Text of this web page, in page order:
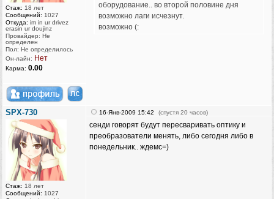
Стаж: 18 лет
Сообщений: 1027
Откуда: im in ur drivez
erasin ur doujinz
Провайдер: Не
определен
Пол: Не определилось
Он-лайн: Нет
Карма: 0.00
оборудование.. во второй половине дня
возможно лаги исчезнут.
возможно (:
SPX-730
Стаж: 18 лет
Сообщений: 1027
16-Янв-2009 15:42 (спустя 20 часов)
сенди говорят будут пересваривать оптику и
преобразователи менять, либо сегодня либо в
понедельник.. ждемс=)